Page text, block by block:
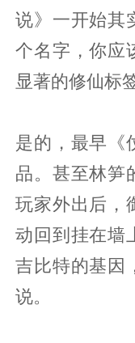
说》一开始其
个名字，你应
显著的修仙标
是的，最早《
品。甚至林笋
玩家外出后，
动回到挂在墙
吉比特的基因
说。